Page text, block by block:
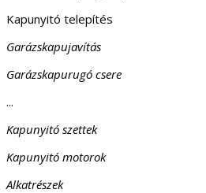
Kapunyitó telepítés
Garázskapujavítás
Garázskapurugó csere
...
Kapunyitó szettek
Kapunyitó motorok
Alkatrészek